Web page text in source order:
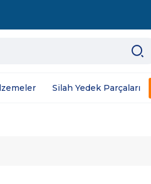
Silah Yedek Parçaları